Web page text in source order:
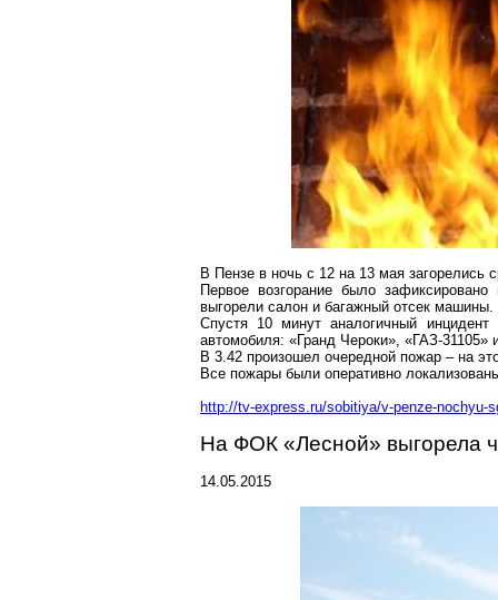
В Пензе в ночь с 12 на 13 мая загорелись
Первое возгорание было
выгорели салон и багажный отсек машины.
Спустя 10 минут аналогичный
автомобиля: «Гранд Чероки», «ГАЗ-31105»
В 3.42 произошел очередной пожар – на
Все пожары были оперативно
http://tv-express.ru/sobitiya/v-penze-nochyu-
На ФОК «Лесной» выгорела
14.05.2015